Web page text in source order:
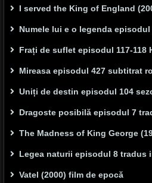
I served the King of England
Numele lui e o legenda episodul
Frați de suflet episodul 117-118
Mireasa episodul 427 subtitrat
Uniți de destin episodul 104
Dragoste posibilă episodul 7
The Madness of King George
Legea naturii episodul 8 tradus
Vatel (2000) film de epocă